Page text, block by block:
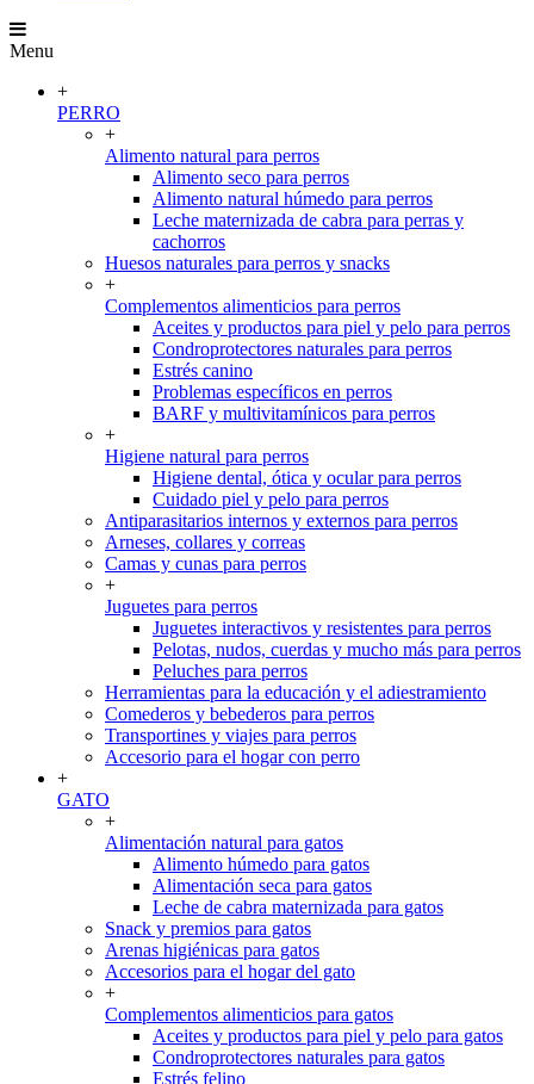
Menu
+
PERRO
+
Alimento natural para perros
Alimento seco para perros
Alimento natural húmedo para perros
Leche maternizada de cabra para perras y
cachorros
Huesos naturales para perros y snacks
+
Complementos alimenticios para perros
Aceites y productos para piel y pelo para perros
Condroprotectores naturales para perros
Estrés canino
Problemas específicos en perros
BARF y multivitamínicos para perros
+
Higiene natural para perros
Higiene dental, ótica y ocular para perros
Cuidado piel y pelo para perros
Antiparasitarios internos y externos para perros
Arneses, collares y correas
Camas y cunas para perros
+
Juguetes para perros
Juguetes interactivos y resistentes para perros
Pelotas, nudos, cuerdas y mucho más para perros
Peluches para perros
Herramientas para la educación y el adiestramiento
Comederos y bebederos para perros
Transportines y viajes para perros
Accesorio para el hogar con perro
+
GATO
+
Alimentación natural para gatos
Alimento húmedo para gatos
Alimentación seca para gatos
Leche de cabra maternizada para gatos
Snack y premios para gatos
Arenas higiénicas para gatos
Accesorios para el hogar del gato
+
Complementos alimenticios para gatos
Aceites y productos para piel y pelo para gatos
Condroprotectores naturales para gatos
Estrés felino